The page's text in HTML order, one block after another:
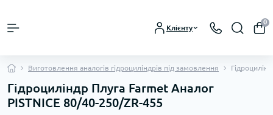
Клієнту
0
Виготовлення аналогів гідроциліндрів під замовлення
Гідроциліндр Плуга Farmet Аналог
PISTNICE 80/40-250/ZR-455